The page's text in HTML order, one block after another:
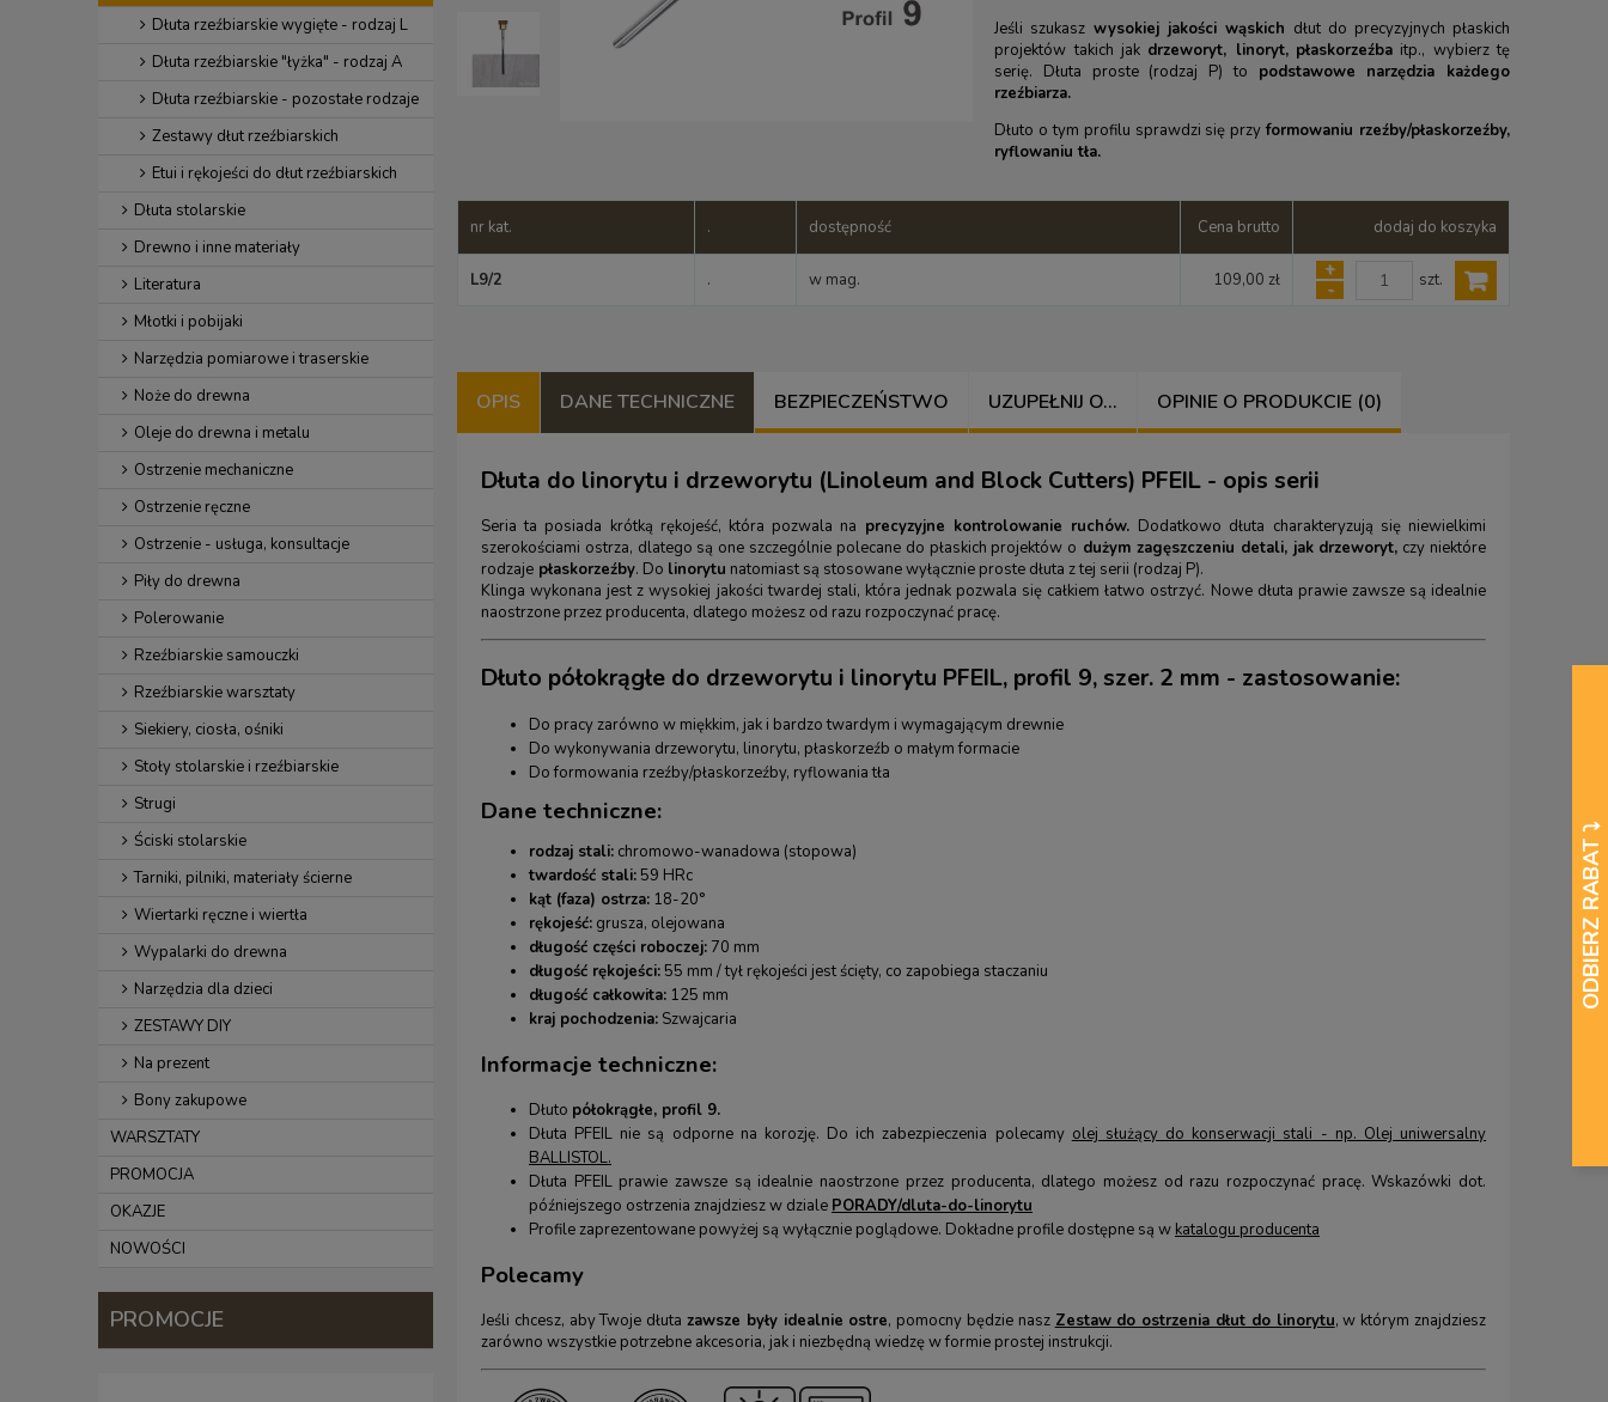
Dłuta rzeźbiarskie wygięte - rodzaj L
Dłuta rzeźbiarskie "łyżka" - rodzaj A
Dłuta rzeźbiarskie - pozostałe rodzaje
Zestawy dłut rzeźbiarskich
Etui i rękojeści do dłut rzeźbiarskich
Dłuta stolarskie
Drewno i inne materiały
Literatura
Młotki i pobijaki
Narzędzia pomiarowe i traserskie
Noże do drewna
Oleje do drewna i metalu
Ostrzenie mechaniczne
Ostrzenie ręczne
Ostrzenie - usługa, konsultacje
Piły do drewna
Polerowanie
Rzeźbiarskie samouczki
Rzeźbiarskie warsztaty
Siekiery, ciosła, ośniki
Stoły stolarskie i rzeźbiarskie
Strugi
Ściski stolarskie
Tarniki, pilniki, materiały ścierne
Wiertarki ręczne i wiertła
Wypalarki do drewna
Narzędzia dla dzieci
ZESTAWY DIY
Na prezent
Bony zakupowe
WARSZTATY
PROMOCJA
OKAZJE
NOWOŚCI
PROMOCJE
Jeśli szukasz wysokiej jakości wąskich dłut do precyzyjnych płaskich
projektów takich jak drzeworyt, linoryt, płaskorzeźbaitp., wybierz tę
serię. Dłuta proste (rodzaj P) to podstawowe narzędzia każdego
rzeźbiarza.
Dłuto o tym profilu sprawdzi się przyformowaniu rzeźby/płaskorzeźby,
ryflowaniu tła.
nr kat. . dostępność Cena brutto dodaj do koszyka
L9/2 . w mag. 109,00 zł
+
-
szt.
OPIS DANE TECHNICZNE BEZPIECZEŃSTWO UZUPEŁNIJ O... OPINIE O PRODUKCIE (0)
Dłuta do linorytu i drzeworytu (Linoleum and Block Cutters) PFEIL - opis serii
Seria ta posiada krótką rękojeść, która pozwala na precyzyjne kontrolowanie ruchów. Dodatkowo dłuta charakteryzują się niewielkimi
szerokościami ostrza, dlatego są one szczególnie polecane do płaskich projektów o dużym zagęszczeniu detali, jak drzeworyt, czy niektóre
rodzaje płaskorzeźby. Do linorytu natomiast są stosowane wyłącznie proste dłuta z tej serii (rodzaj P).
Klinga wykonana jest z wysokiej jakości twardej stali, która jednak pozwala się całkiem łatwo ostrzyć. Nowe dłuta prawie zawsze są idealnie
naostrzone przez producenta, dlatego możesz od razu rozpoczynać pracę.
Dłuto półokrągłe do drzeworytu i linorytu PFEIL, profil 9, szer. 2 mm - zastosowanie:
Do pracy zarówno w miękkim, jak i bardzo twardym i wymagającym drewnie
Do wykonywania drzeworytu, linorytu, płaskorzeźb o małym formacie
Do formowania rzeźby/płaskorzeźby, ryflowania tła
Dane techniczne:
rodzaj stali: chromowo-wanadowa (stopowa)
twardość stali: 59 HRc
kąt (faza) ostrza: 18-20°
rękojeść: grusza, olejowana
długość części roboczej: 70 mm
długość rękojeści: 55 mm / tył rękojeści jest ścięty, co zapobiega staczaniu
długość całkowita: 125 mm
kraj pochodzenia: Szwajcaria
Informacje techniczne:
Dłuto półokrągłe, profil 9.
Dłuta PFEIL nie są odporne na korozję. Do ich zabezpieczenia polecamy olej służący do konserwacji stali - np. Olej uniwersalny
BALLISTOL.
Dłuta PFEIL prawie zawsze są idealnie naostrzone przez producenta, dlatego możesz od razu rozpoczynać pracę. Wskazówki dot.
późniejszego ostrzenia znajdziesz w dziale PORADY/dluta-do-linorytu
Profile zaprezentowane powyżej są wyłącznie poglądowe. Dokładne profile dostępne są w katalogu producenta
Polecamy
Jeśli chcesz, aby Twoje dłuta zawsze były idealnie ostre, pomocny będzie nasz Zestaw do ostrzenia dłut do linorytu, w którym znajdziesz
zarówno wszystkie potrzebne akcesoria, jak i niezbędną wiedzę w formie prostej instrukcji.